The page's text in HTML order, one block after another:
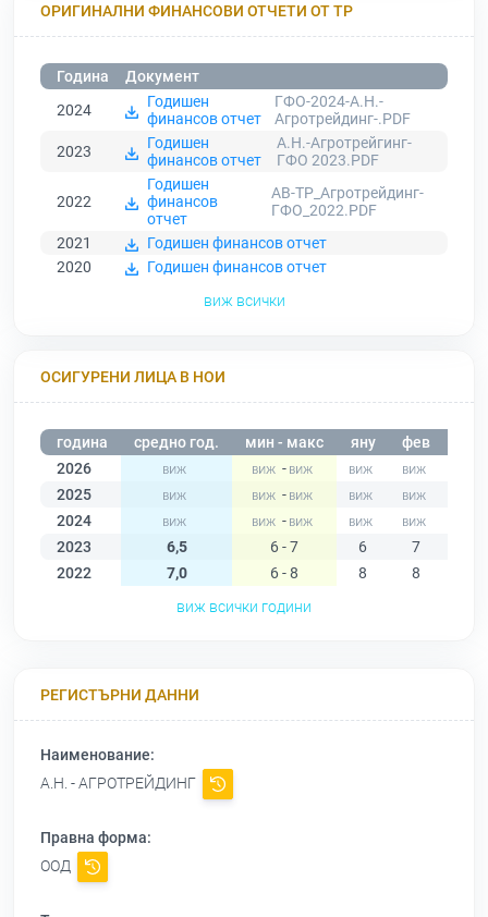
ОРИГИНАЛНИ ФИНАНСОВИ ОТЧЕТИ ОТ ТР
Година
Документ
2024
Годишен
финансов отчет
ГФО-2024-А.Н.-
Агротрейдинг-.PDF
2023
Годишен
финансов отчет
А.Н.-Агротрейгинг-
ГФО 2023.PDF
2022
Годишен
финансов
отчет
АВ-ТР_Агротрейдинг-
ГФО_2022.PDF
2021
Годишен финансов отчет
2020
Годишен финансов отчет
виж всички
ОСИГУРЕНИ ЛИЦА В НОИ
година средно год. мин - макс яну фев
2026
-
2025
-
2024
-
2023
6,5 6 - 7 6 7
2022
7,0 6 - 8 8 8
виж всички години
РЕГИСТЪРНИ ДАННИ
Наименование:
А.Н. - АГРОТРЕЙДИНГ
Правна форма:
ООД